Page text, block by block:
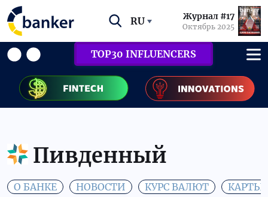
RU Журнал #17
Октябрь 2025
TOP30 INFLUENCERS
Пивденный
О БАНКЕ НОВОСТИ КУРС ВАЛЮТ КАРТЫ